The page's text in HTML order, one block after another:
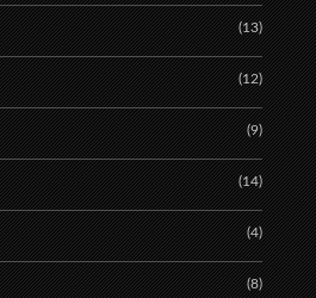
(13)
(12)
(9)
(14)
(4)
(8)